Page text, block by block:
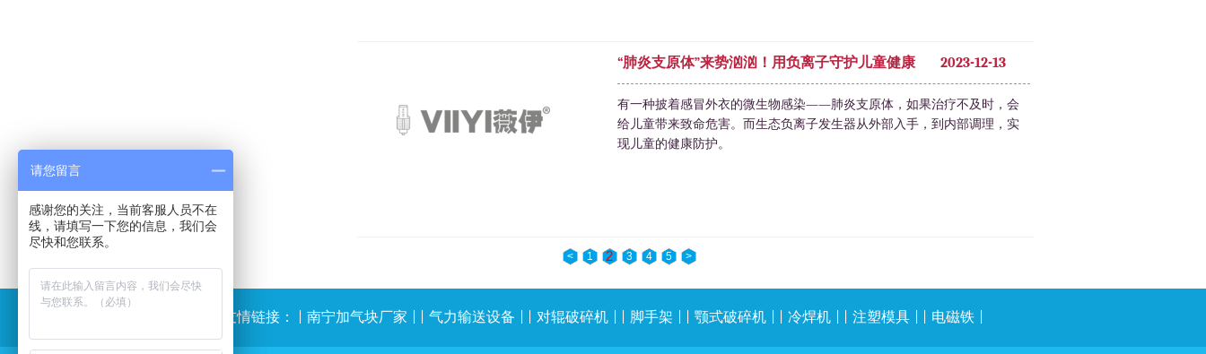
“肺炎支原体”来势汹汹！用负离子守护儿童健康 2023-12-13
有一种披着感冒外衣的微生物感染——肺炎支原体，如果治疗不及时，会
给儿童带来致命危害。而生态负离子发生器从外部入手，到内部调理，实
现儿童的健康防护。
< 1 2 3 4 5 >
友情链接： 南宁加气块厂家 气力输送设备 对辊破碎机 脚手架 颚式破碎机 冷焊机 注塑模具 电磁铁
请您留言
感谢您的关注，当前客服人员不在
线，请填写一下您的信息，我们会
尽快和您联系。